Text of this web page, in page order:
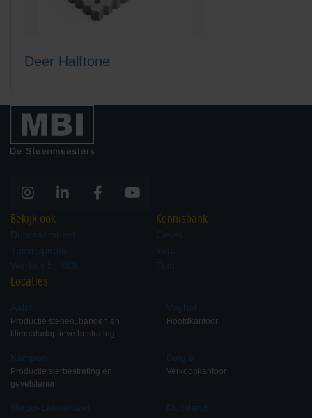
Deer Halftone
Bekijk ook
Duurzaamheid
Tuininspiratie
Werken bij MBI
Kennisbank
Gevel
Infra
Tuin
Locaties
Aalst
Productie stenen, banden en
klimaatadaptieve bestrating
Kampen
Productie sierbestrating en
gevelstenen
Nieuw-Lekkerland
Veghel
Hoofdkantoor
België
Verkoopkantoor
Duitsland